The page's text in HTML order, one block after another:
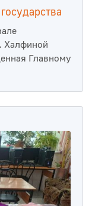
Халфиной
Главному